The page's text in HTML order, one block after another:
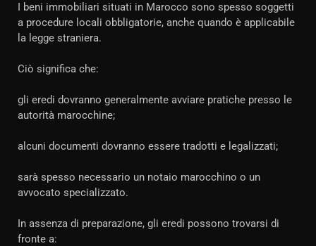
I beni immobiliari situati in Marocco sono spesso soggetti
a procedure locali obbligatorie, anche quando è applicabile
la legge straniera.
Ciò significa che:
gli eredi dovranno generalmente avviare pratiche presso le
autorità marocchine;
alcuni documenti dovranno essere tradotti e legalizzati;
sarà spesso necessario un notaio marocchino o un
avvocato specializzato.
In assenza di preparazione, gli eredi possono trovarsi di
fronte a: